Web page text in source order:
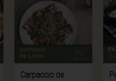
Carpaccio de